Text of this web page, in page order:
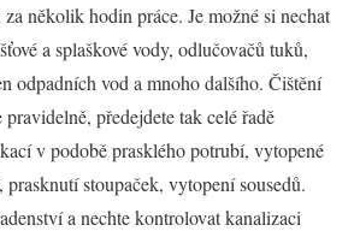
několik hodin práce. Je možné si nechat
a splaškové vody, odlučovačů tuků,
odpadních vod a mnoho dalšího. Čištění
předejdete tak celé řadě
v podobě prasklého potrubí, vytopené
stoupaček, vytopení sousedů.
a nechte kontrolovat kanalizaci